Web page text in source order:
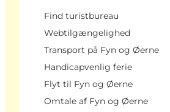
Find turistbureau
Webtilgængelighed
Transport på Fyn og Øerne
Handicapvenlig ferie
Flyt til Fyn og Øerne
Omtale af Fyn og Øerne